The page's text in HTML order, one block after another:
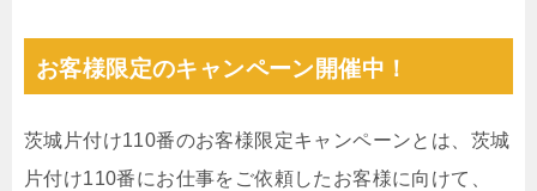
お客様限定のキャンペーン開催中！
茨城片付け110番のお客様限定キャンペーンとは、茨城
片付け110番にお仕事をご依頼したお客様に向けて、